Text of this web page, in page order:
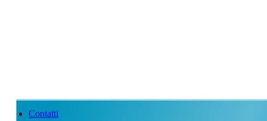
Contatti